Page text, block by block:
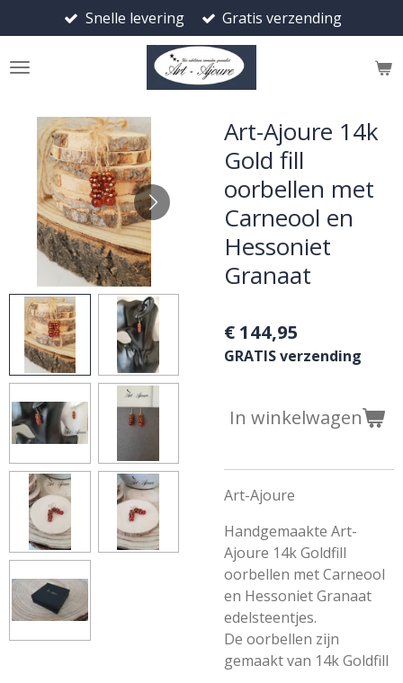
direct
naar
Snelle levering Gratis verzending
Art-Ajoure 14k
Gold fill
oorbellen met
Carneool en
Hessoniet
Granaat
€ 144,95
GRATIS verzending
In winkelwagen
Art-Ajoure
Handgemaakte Art-
Ajoure 14k Goldfill
oorbellen met Carneool
en Hessoniet Granaat
edelsteentjes.
De oorbellen zijn
gemaakt van 14k Goldfill